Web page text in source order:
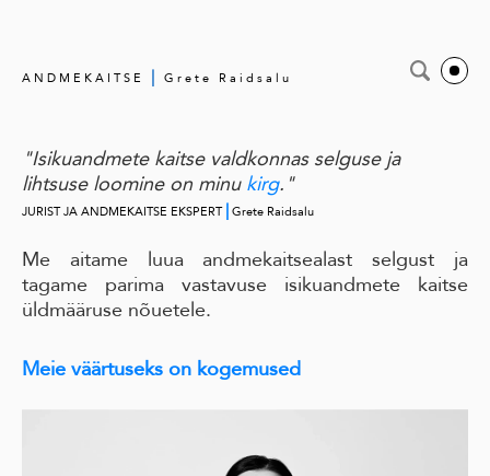
ANDMEKAITSE | Grete Raidsalu
"Isikuandmete kaitse valdkonnas selguse ja
lihtsuse loomine on minu kirg."
JURIST JA ANDMEKAITSE EKSPERT | Grete Raidsalu
Me aitame luua andmekaitsealast selgust ja
tagame parima vastavuse isikuandmete kaitse
üldmääruse nõuetele.
Meie väärtuseks on kogemused